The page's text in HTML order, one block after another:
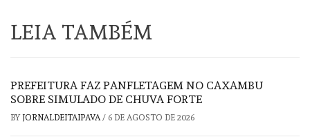
LEIA TAMBÉM
PREFEITURA FAZ PANFLETAGEM NO CAXAMBU
SOBRE SIMULADO DE CHUVA FORTE
BY JORNALDEITAIPAVA/ 6 DE AGOSTO DE 2026